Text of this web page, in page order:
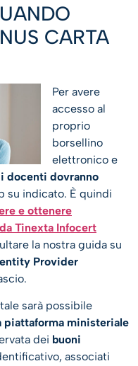
CARTA
Per avere
accesso al
proprio
borsellino
elettronico e
i docenti dovranno
su indicato. È quindi
e ottenere
Tinexta Infocert
la nostra guida su
Provider
sarà possibile
piattaforma ministeriale
dei buoni
associati